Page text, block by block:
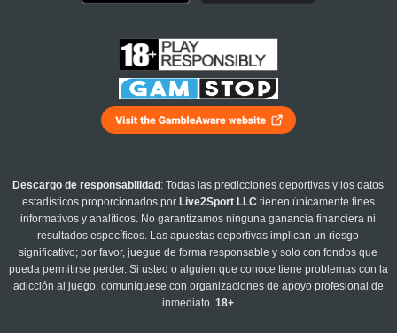
Descargo de responsabilidad : Todas las predicciones deportivas y los datos
estadísticos proporcionados por Live2Sport LLC tienen únicamente fines
informativos y analíticos. No garantizamos ninguna ganancia financiera ni
resultados específicos. Las apuestas deportivas implican un riesgo
significativo; por favor, juegue de forma responsable y solo con fondos que
pueda permitirse perder. Si usted o alguien que conoce tiene problemas con la
adicción al juego, comuníquese con organizaciones de apoyo profesional de
inmediato.18+